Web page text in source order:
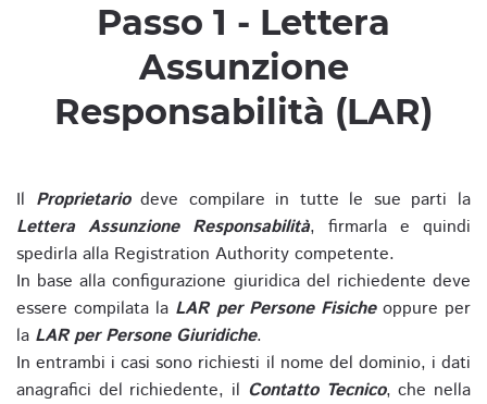
Passo 1 - Lettera
Assunzione
Responsabilità (LAR)
Il Proprietariodeve compilare in tutte le sue parti la
Lettera Assunzione Responsabilità, firmarla e quindi
spedirla alla Registration Authority competente.
In base alla configurazione giuridica del richiedente deve
essere compilata la LAR per Persone Fisicheoppure per
la LAR per Persone Giuridiche.
In entrambi i casi sono richiesti il nome del dominio, i dati
anagrafici del richiedente, il Contatto Tecnico, che nella